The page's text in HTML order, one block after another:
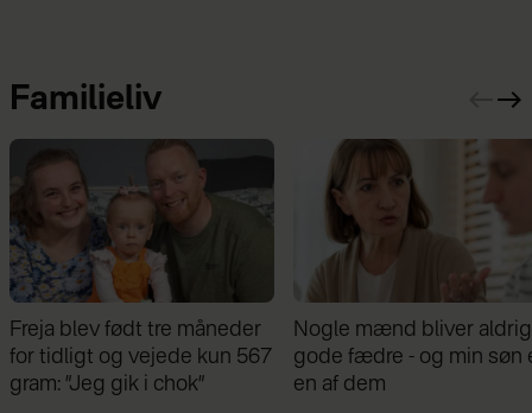
Familieliv
Nogle mænd bliver aldrig
gode fædre - og min søn er
en af dem
Samira Nawa: ”Det er
fantastisk at have min
familie, men jeg elsker